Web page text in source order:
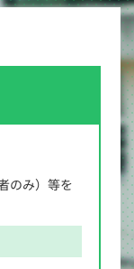
のみ）等を